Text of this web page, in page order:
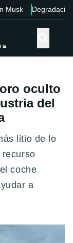
Musk Degradación
oculto
del
litio de lo
coche
a